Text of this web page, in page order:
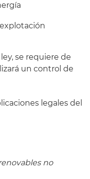
se requiere de
un control de
legales del
no